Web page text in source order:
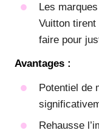
Les
Vuitton
faire pour
Avantages :
Potentiel de
Rehausse